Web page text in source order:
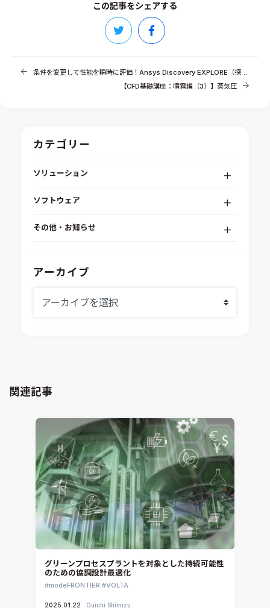
この記事をシェアする
条件を変更して性能を瞬時に評価！Ansys Discovery EXPLORE（探索）ステージ
【CFD基礎講座：噴霧編（3）】蒸気圧
カテゴリー
ソリューション
組込みソフトウェア開発プラットフォーム
システムシミュレーション
CAD連携・CAE業務支援
MBDプロセス構築コンサルティング
CAEエンジニアリングコンサルティング
音響設計
CAE分野におけるAIコンサルティング
システム構築と開発
ソフトウェア
modeFRONTIER
Ansys SCADE
Virtual Environment
CONVERGE
iconCFD
SIMULIA Abaqus Unified FEA
Simcenter Flotherm
Simcenter Flotherm XT
Ansys Electronics
DEMITASNX
Simcenter 3D Acoustics
Rocky
CATIA V5 Analysis
その他・お知らせ
IDAJからのお知らせ
アーカイブ
関連記事
グリーンプロセスプラントを対象とした持続可能性
のための協調設計最適化
modeFRONTIER VOLTA
2025.01.22 Ouichi Shimizu